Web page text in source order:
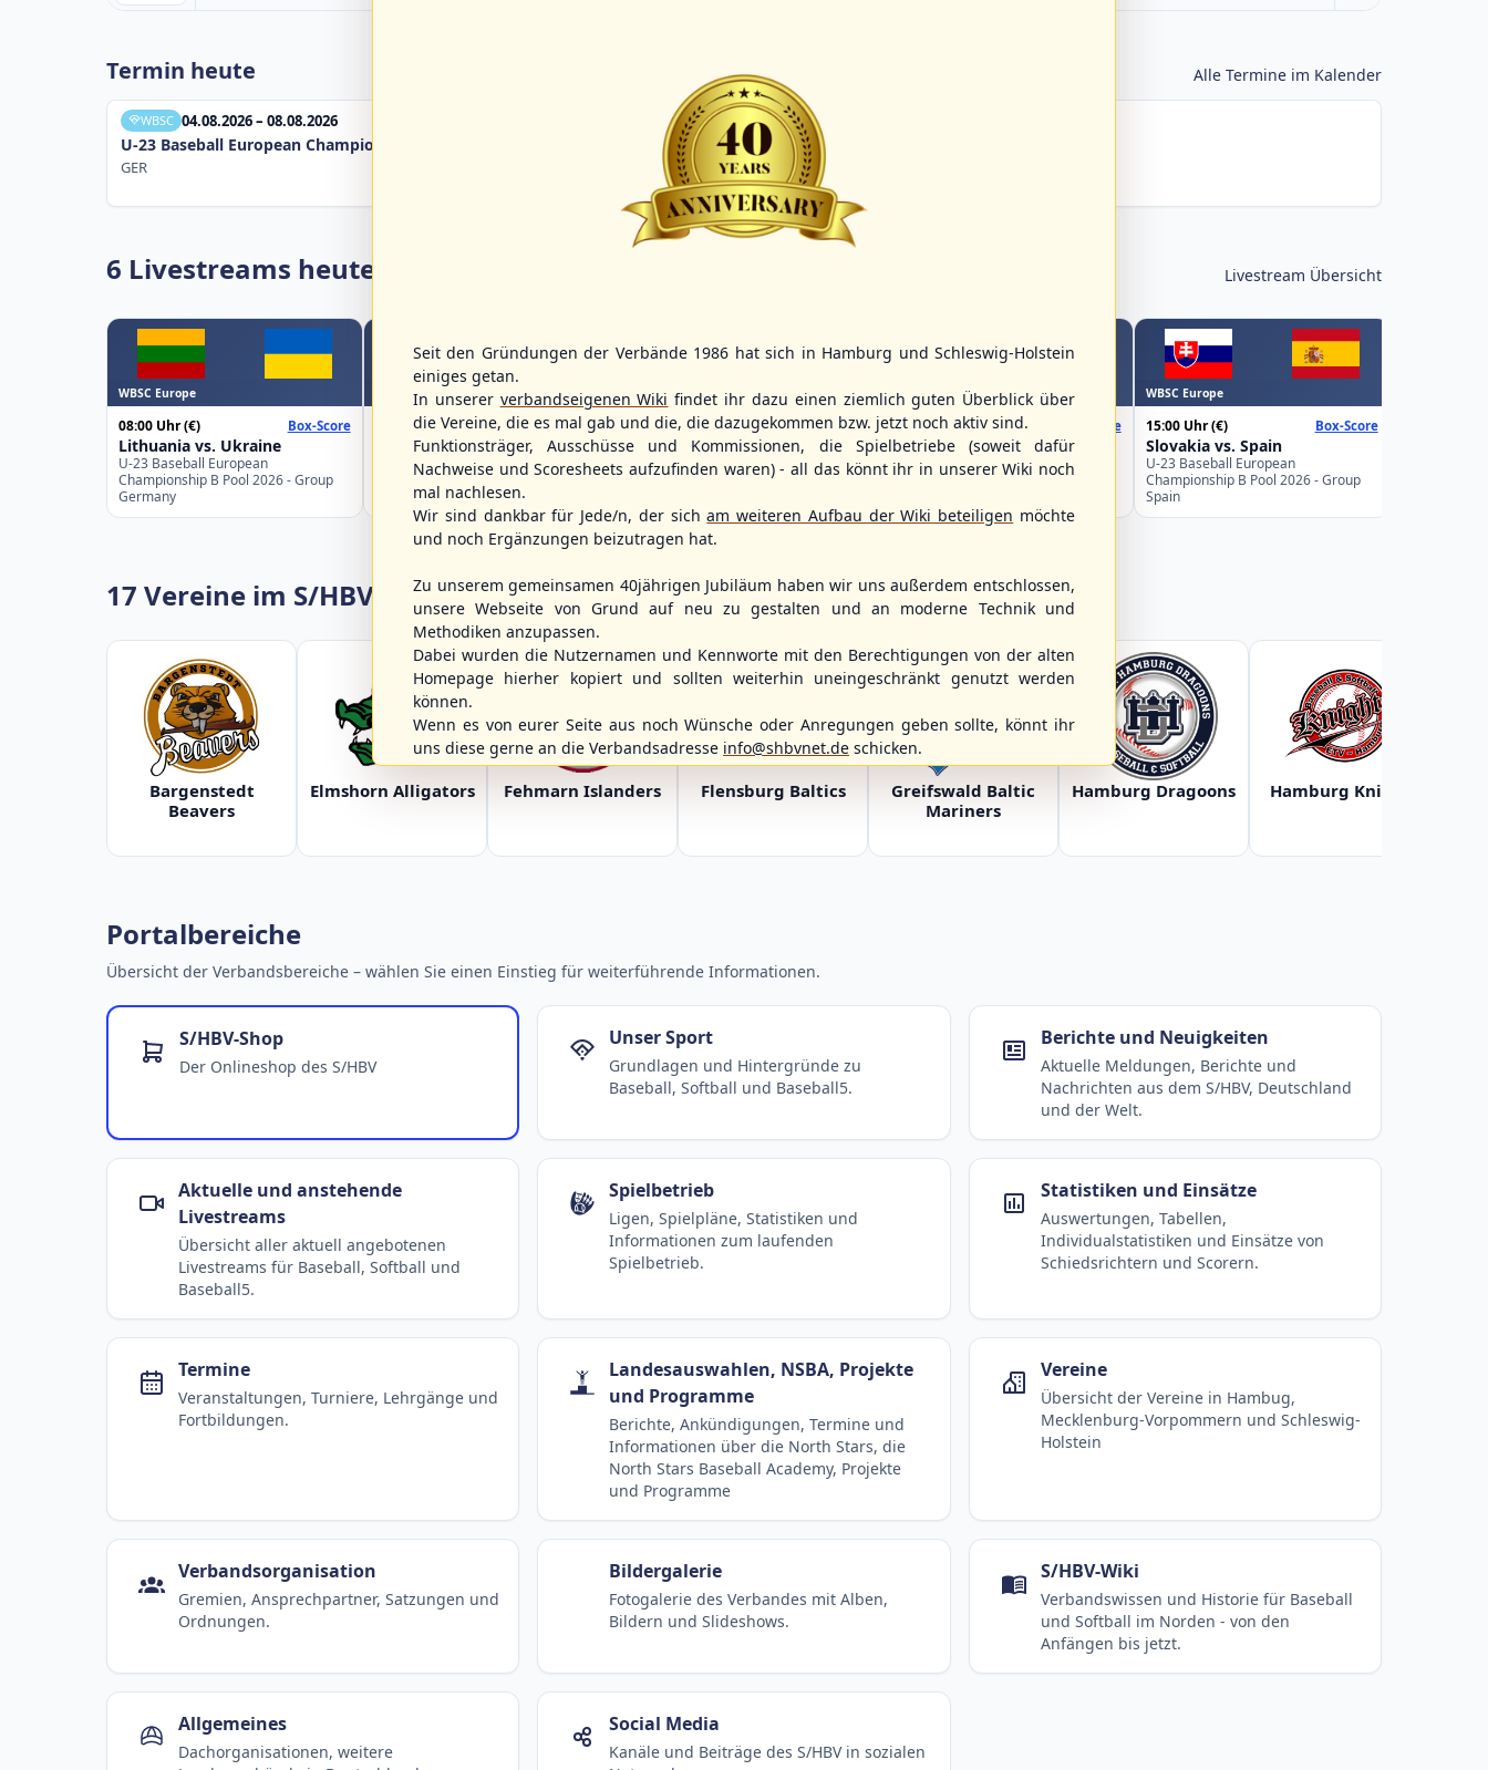
Termin heute Alle Termine im Kalender
WBSC 04.08.2026 – 08.08.2026
U-23 Baseball European Championship B Pool 2026 - Group Germany
GER
6 Livestreams heute Livestream Übersicht
WBSC Europe
08:00 Uhr(€) Box-Score
Lithuania vs. Ukraine
U-23 Baseball European
Championship B Pool 2026 - Group
Germany
WBSC Europe
08:00 Uhr (€) Box-Score
Croatia vs. Greece
U-23 Baseball European
Championship B Pool 2026 - Group
WBSC Europe
11:30 Uhr(€) Box-Score
Switzerland vs. Israel
U-23 Baseball European
Championship B Pool 2026 - Group
WBSC Europe
12:00 Uhr (€) Box-Score
Poland vs. Sweden
U-23 Baseball European
Championship B Pool 2026 - Group
WBSC Europe
15:00 Uhr(€) Box-Score
Slovakia vs. Spain
U-23 Baseball European
Championship B Pool 2026 - Group
Spain
17 Vereine im S/HBV
Bargenstedt
Beavers
Elmshorn Alligators Fehmarn Islanders Flensburg Baltics
Greifswald Baltic
Mariners
Hamburg Dragoons Hamburg Knights
Portalbereiche
Übersicht der Verbandsbereiche – wählen Sie einen Einstieg für weiterführende Informationen.
S/HBV-Shop
Der Onlineshop des S/HBV
Unser Sport
Grundlagen und Hintergründe zu
Baseball, Softball und Baseball5.
Berichte und Neuigkeiten
Aktuelle Meldungen, Berichte und
Nachrichten aus dem S/HBV, Deutschland
und der Welt.
Aktuelle und anstehende
Livestreams
Übersicht aller aktuell angebotenen
Livestreams für Baseball, Softball und
Baseball5.
Spielbetrieb
Ligen, Spielpläne, Statistiken und
Informationen zum laufenden
Spielbetrieb.
Statistiken und Einsätze
Auswertungen, Tabellen,
Individualstatistiken und Einsätze von
Schiedsrichtern und Scorern.
Termine
Veranstaltungen, Turniere, Lehrgänge und
Fortbildungen.
Landesauswahlen, NSBA, Projekte
und Programme
Berichte, Ankündigungen, Termine und
Informationen über die North Stars, die
North Stars Baseball Academy, Projekte
und Programme
Vereine
Übersicht der Vereine in Hambug,
Mecklenburg-Vorpommern und Schleswig-
Holstein
Verbandsorganisation
Gremien, Ansprechpartner, Satzungen und
Ordnungen.
Bildergalerie
Fotogalerie des Verbandes mit Alben,
Bildern und Slideshows.
S/HBV-Wiki
Verbandswissen und Historie für Baseball
und Softball im Norden - von den
Anfängen bis jetzt.
Allgemeines
Dachorganisationen, weitere
Social Media
Kanäle und Beiträge des S/HBV in sozialen
Seit den Gründungen der Verbände 1986 hat sich in Hamburg und Schleswig-Holstein
einiges getan.
In unserer verbandseigenen Wiki findet ihr dazu einen ziemlich guten Überblick über
die Vereine, die es mal gab und die, die dazugekommen bzw. jetzt noch aktiv sind.
Funktionsträger, Ausschüsse und Kommissionen, die Spielbetriebe (soweit dafür
Nachweise und Scoresheets aufzufinden waren) - all das könnt ihr in unserer Wiki noch
mal nachlesen.
Wir sind dankbar für Jede/n, der sicham weiteren Aufbau der Wiki beteiligen möchte
und noch Ergänzungen beizutragen hat.
Zu unserem gemeinsamen 40jährigen Jubiläum haben wir uns außerdem entschlossen,
unsere Webseite von Grund auf neu zu gestalten und an moderne Technik und
Methodiken anzupassen.
Dabei wurden die Nutzernamen und Kennworte mit den Berechtigungen von der alten
Homepage hierher kopiert und sollten weiterhin uneingeschränkt genutzt werden
können.
Wenn es von eurer Seite aus noch Wünsche oder Anregungen geben sollte, könnt ihr
uns diese gerne an die Verbandsadresse info@shbvnet.de schicken.